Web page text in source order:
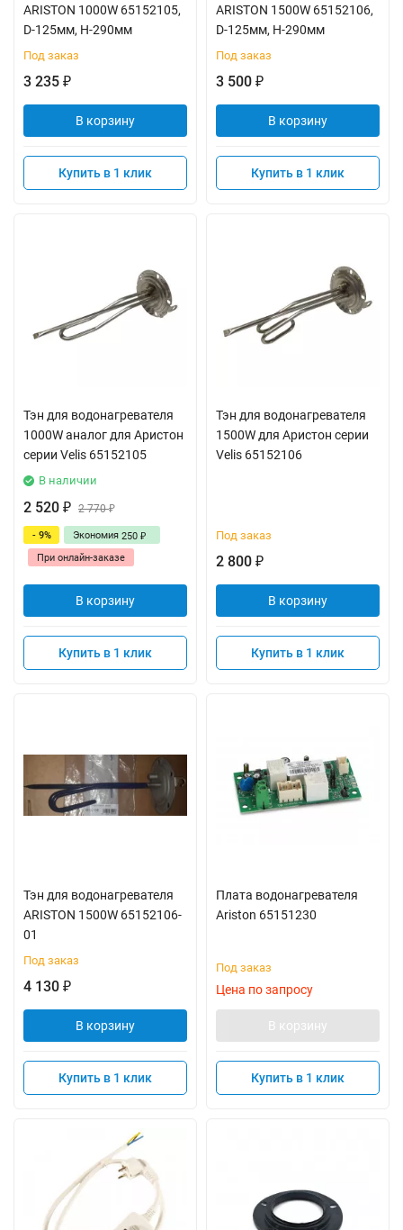
ARISTON 1000W 65152105,
D-125мм, H-290мм
Под заказ
3 235 ₽
В корзину
Купить в 1 клик
ARISTON 1500W 65152106,
D-125мм, H-290мм
Под заказ
3 500 ₽
В корзину
Купить в 1 клик
Тэн для водонагревателя
1000W аналог для Аристон
серии Velis 65152105
В наличии
2 520 ₽ 2 770₽
- 9% Экономия 250 ₽
При онлайн-заказе
В корзину
Купить в 1 клик
Тэн для водонагревателя
1500W для Аристон серии
Velis 65152106
Под заказ
2 800 ₽
В корзину
Купить в 1 клик
Тэн для водонагревателя
ARISTON 1500W 65152106-
01
Под заказ
4 130 ₽
В корзину
Купить в 1 клик
Плата водонагревателя
Ariston 65151230
Под заказ
Цена по запросу
В корзину
Купить в 1 клик